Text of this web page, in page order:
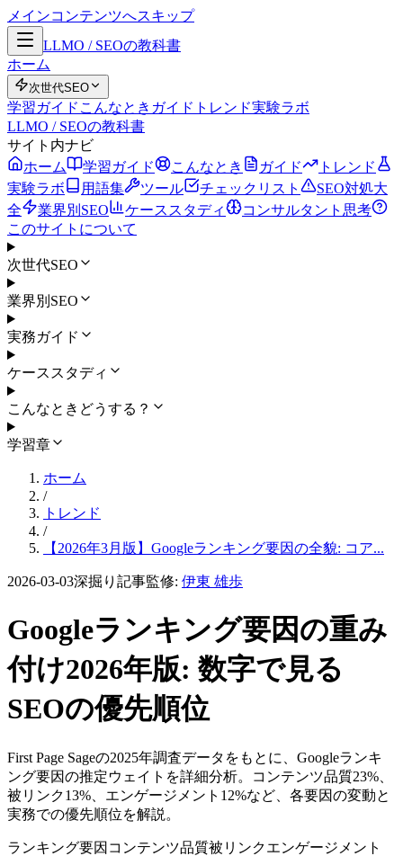
メインコンテンツへスキップ
LLMO / SEOの教科書
ホーム
次世代SEO
学習ガイド こんなとき ガイド トレンド実験ラボ
LLMO / SEOの教科書
サイト内ナビ
ホーム
学習ガイド こんなとき ガイド
トレンド
実験ラボ
用語集 ツール チェックリスト
SEO対処大
全
業界別SEO ケーススタディ
コンサルタント思考
このサイトについて
次世代SEO
業界別SEO
実務ガイド
ケーススタディ
こんなときどうする？
学習章
ホーム
/
トレンド
/
【2026年3月版】Googleランキング要因の全貌: コア...
2026-03-03深掘り記事監修: 伊東 雄歩
Googleランキング要因の重み
付け2026年版: 数字で見る
SEOの優先順位
First Page Sageの2025年調査データをもとに、Googleランキ
ング要因の推定ウェイトを詳細分析。コンテンツ品質23%、
被リンク13%、エンゲージメント12%など、各要因の変動と
実務での優先順位を解説。
ランキング要因 コンテンツ品質被リンクエンゲージメント